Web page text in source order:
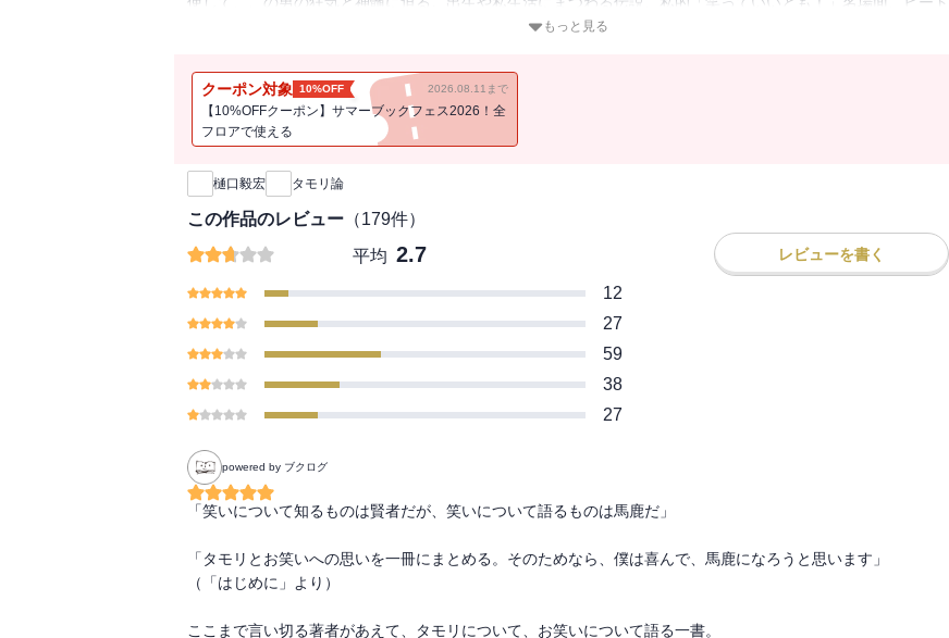
たけしや明石家さんまとの比較等、読めばあなたの“タモリ観”が一変する、革命的芸人論！
もっと見る
クーポン対象 10%OFF 2026.08.11まで
【10%OFFクーポン】サマーブックフェス2026！全
フロアで使える
新刊通知
樋口毅宏 タモリ論
この作品のレビュー （179件）
平均 2.7 レビューを書く
12
27
59
38
27
powered by ブクログ
「笑いについて知るものは賢者だが、笑いについて語るものは馬鹿だ」
「タモリとお笑いへの思いを一冊にまとめる。そのためなら、僕は喜んで、馬鹿になろうと思います」
（「はじめに」より）
ここまで言い切る著者があえて、タモリについて、お笑いについて語る一書。